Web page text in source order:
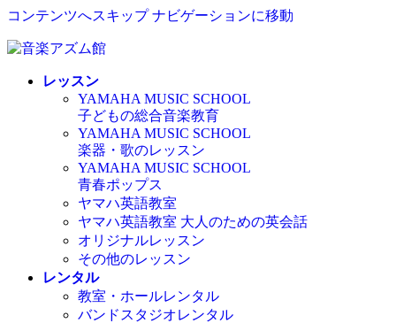
コンテンツへスキップ ナビゲーションに移動
レッスン
YAMAHA MUSIC SCHOOL
子どもの総合音楽教育
YAMAHA MUSIC SCHOOL
楽器・歌のレッスン
YAMAHA MUSIC SCHOOL
青春ポップス
ヤマハ英語教室
ヤマハ英語教室 大人のための英会話
オリジナルレッスン
その他のレッスン
レンタル
教室・ホールレンタル
バンドスタジオレンタル